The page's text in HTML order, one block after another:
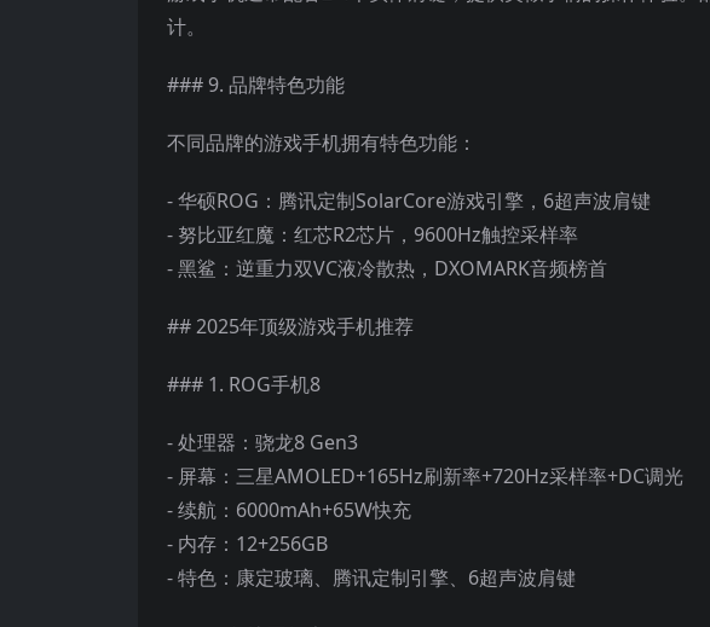
计。
### 9. 品牌特色功能
不同品牌的游戏手机拥有特色功能：
- 华硕ROG：腾讯定制SolarCore游戏引擎，6超声波肩键
- 努比亚红魔：红芯R2芯片，9600Hz触控采样率
- 黑鲨：逆重力双VC液冷散热，DXOMARK音频榜首
## 2025年顶级游戏手机推荐
### 1. ROG手机8
- 处理器：骁龙8 Gen3
- 屏幕：三星AMOLED+165Hz刷新率+720Hz采样率+DC调光
- 续航：6000mAh+65W快充
- 内存：12+256GB
- 特色：康定玻璃、腾讯定制引擎、6超声波肩键